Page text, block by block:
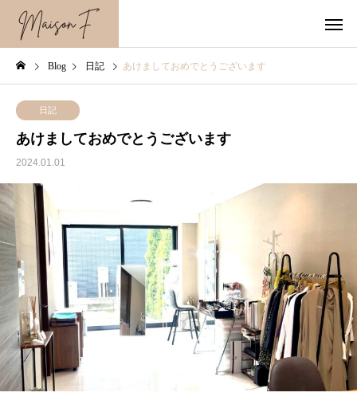
Blog 日記 あけましておめでとうございます
日記
あけましておめでとうございます
2024.01.01